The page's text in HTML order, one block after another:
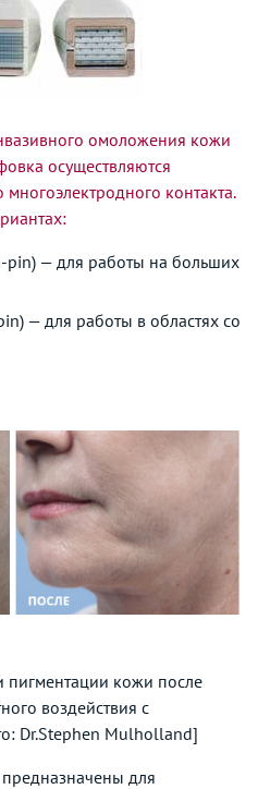
омоложения кожи
осуществляются
контакта.
pin) — для работы на больших
— для работы в областях со
пигментации кожи после
воздействия с
Dr.Stephen Mulholland]
для